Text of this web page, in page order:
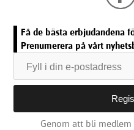
Få de bästa erbjudandena
Prenumerera på vårt
Genom att bli medlem